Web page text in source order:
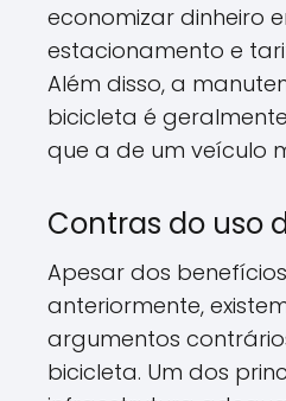
economizar dinheiro
estacionamento e
Além disso, a
bicicleta é
que a de um veículo
Contras do uso
Apesar dos
anteriormente,
argumentos
bicicleta. Um dos